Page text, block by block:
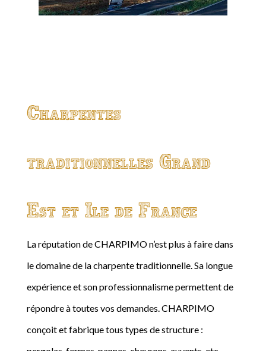
Charpentes
traditionnelles Grand
Est et Ile de France
La réputation de CHARPIMO n’est plus à faire dans
le domaine de la charpente traditionnelle. Sa longue
expérience et son professionnalisme permettent de
répondre à toutes vos demandes. CHARPIMO
conçoit et fabrique tous types de structure :